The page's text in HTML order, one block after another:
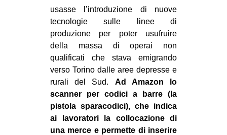
usasse l’introduzione di nuove
tecnologie sulle linee di
produzione per poter usufruire
della massa di operai non
qualificati che stava emigrando
verso Torino dalle aree depresse e
rurali del Sud. Ad Amazon lo
scanner per codici a barre (la
pistola sparacodici), che indica
ai lavoratori la collocazione di
una merce e permette di inserire